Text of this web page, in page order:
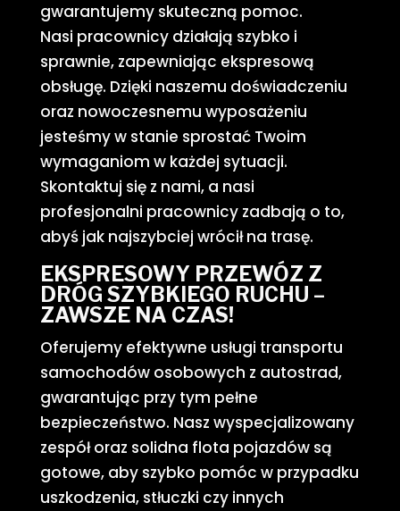
gwarantujemy skuteczną pomoc.
Nasi pracownicy działają szybko i
sprawnie, zapewniając ekspresową
obsługę. Dzięki naszemu doświadczeniu
oraz nowoczesnemu wyposażeniu
jesteśmy w stanie sprostać Twoim
wymaganiom w każdej sytuacji.
Skontaktuj się z nami, a nasi
profesjonalni pracownicy zadbają o to,
abyś jak najszybciej wrócił na trasę.
EKSPRESOWY PRZEWÓZ Z
DRÓG SZYBKIEGO RUCHU –
ZAWSZE NA CZAS!
Oferujemy efektywne usługi transportu
samochodów osobowych z autostrad,
gwarantując przy tym pełne
bezpieczeństwo. Nasz wyspecjalizowany
zespół oraz solidna flota pojazdów są
gotowe, aby szybko pomóc w przypadku
uszkodzenia, stłuczki czy innych